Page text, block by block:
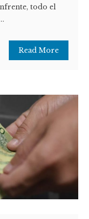
todo el
Read More